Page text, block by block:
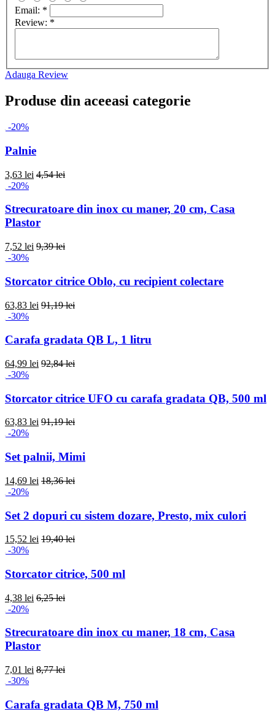
Email: *
Review: *
Adauga Review
Produse din aceeasi categorie
-20%
Palnie
3,63 lei 4,54 lei
-20%
Strecuratoare din inox cu maner, 20 cm, Casa
Plastor
7,52 lei 9,39 lei
-30%
Storcator citrice Oblo, cu recipient colectare
63,83 lei 91,19 lei
-30%
Carafa gradata QB L, 1 litru
64,99 lei 92,84 lei
-30%
Storcator citrice UFO cu carafa gradata QB, 500 ml
63,83 lei 91,19 lei
-20%
Set palnii, Mimi
14,69 lei 18,36 lei
-20%
Set 2 dopuri cu sistem dozare, Presto, mix culori
15,52 lei 19,40 lei
-30%
Storcator citrice, 500 ml
4,38 lei 6,25 lei
-20%
Strecuratoare din inox cu maner, 18 cm, Casa
Plastor
7,01 lei 8,77 lei
-30%
Carafa gradata QB M, 750 ml